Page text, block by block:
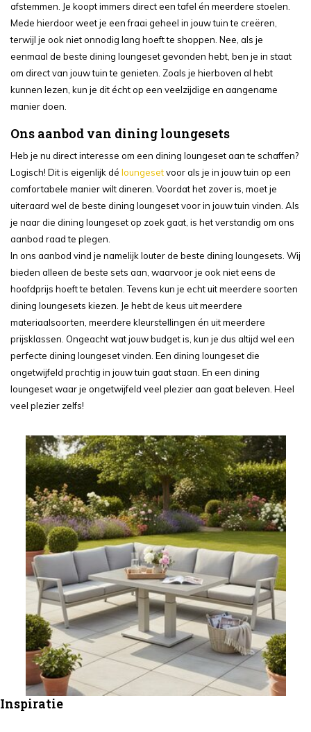
afstemmen. Je koopt immers direct een tafel én meerdere stoelen.
Mede hierdoor weet je een fraai geheel in jouw tuin te creëren,
terwijl je ook niet onnodig lang hoeft te shoppen. Nee, als je
eenmaal de beste dining loungeset gevonden hebt, ben je in staat
om direct van jouw tuin te genieten. Zoals je hierboven al hebt
kunnen lezen, kun je dit écht op een veelzijdige en aangename
manier doen.
Ons aanbod van dining loungesets
Heb je nu direct interesse om een dining loungeset aan te schaffen?
Logisch! Dit is eigenlijk dé loungesetvoor als je in jouw tuin op een
comfortabele manier wilt dineren. Voordat het zover is, moet je
uiteraard wel de beste dining loungeset voor in jouw tuin vinden. Als
je naar die dining loungeset op zoek gaat, is het verstandig om ons
aanbod raad te plegen.
In ons aanbod vind je namelijk louter de beste dining loungesets. Wij
bieden alleen de beste sets aan, waarvoor je ook niet eens de
hoofdprijs hoeft te betalen. Tevens kun je echt uit meerdere soorten
dining loungesets kiezen. Je hebt de keus uit meerdere
materiaalsoorten, meerdere kleurstellingen én uit meerdere
prijsklassen. Ongeacht wat jouw budget is, kun je dus altijd wel een
perfecte dining loungeset vinden. Een dining loungeset die
ongetwijfeld prachtig in jouw tuin gaat staan. En een dining
loungeset waar je ongetwijfeld veel plezier aan gaat beleven. Heel
veel plezier zelfs!
Inspiratie